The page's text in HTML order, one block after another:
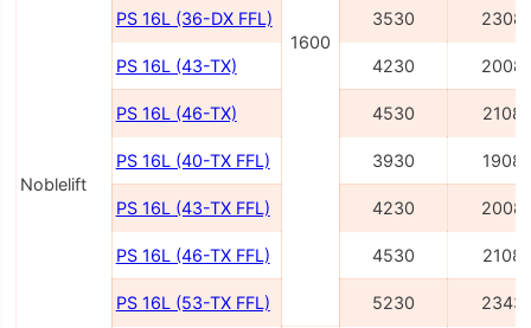
Noblelift
1600
PS 16L (36-DX FFL) 3530 2308
PS 16L (43-TX) 4230 2008
PS 16L (46-TX) 4530 2108
PS 16L (40-TX FFL) 3930 1908
PS 16L (43-TX FFL) 4230 2008
PS 16L (46-TX FFL) 4530 2108
PS 16L (53-TX FFL) 5230 2343